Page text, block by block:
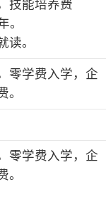
技能培养费
。
读。
零学费入学，企
。
零学费入学，企
。